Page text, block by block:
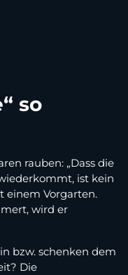
so
rauben: „Dass die
ist kein
einem Vorgarten.
wird er
bzw. schenken dem
Die